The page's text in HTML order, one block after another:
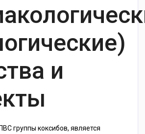
и
группы коксибов, является